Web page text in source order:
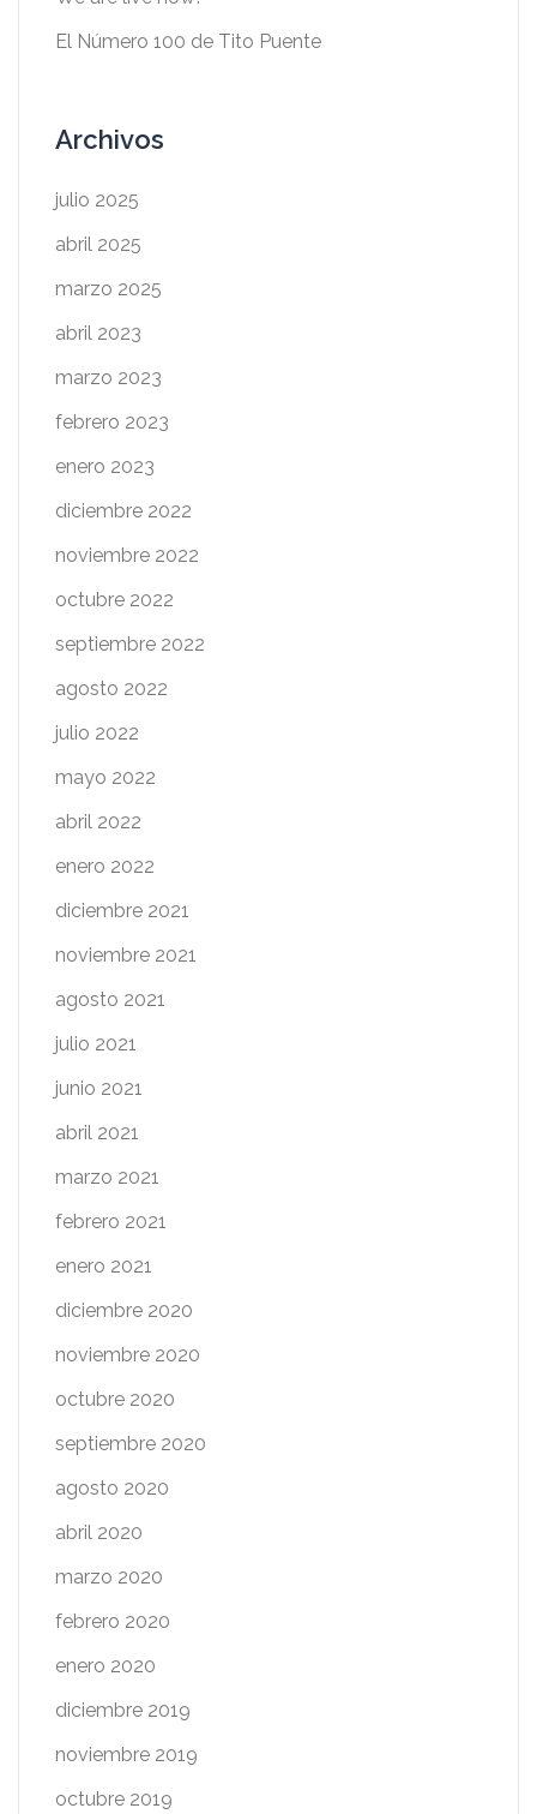
El Número 100 de Tito Puente
Archivos
julio 2025
abril 2025
marzo 2025
abril 2023
marzo 2023
febrero 2023
enero 2023
diciembre 2022
noviembre 2022
octubre 2022
septiembre 2022
agosto 2022
julio 2022
mayo 2022
abril 2022
enero 2022
diciembre 2021
noviembre 2021
agosto 2021
julio 2021
junio 2021
abril 2021
marzo 2021
febrero 2021
enero 2021
diciembre 2020
noviembre 2020
octubre 2020
septiembre 2020
agosto 2020
abril 2020
marzo 2020
febrero 2020
enero 2020
diciembre 2019
noviembre 2019
octubre 2019